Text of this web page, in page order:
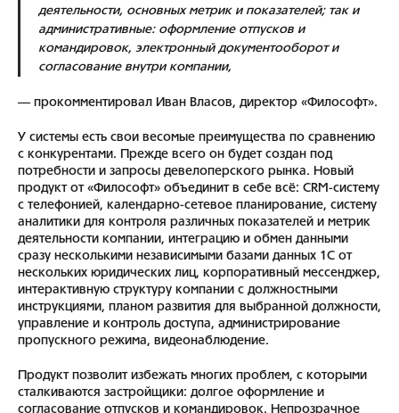
деятельности, основных метрик и показателей; так и
административные: оформление отпусков и
командировок, электронный документооборот и
согласование внутри компании,
— прокомментировал Иван Власов, директор «Философт».
У системы есть свои весомые преимущества по сравнению
с конкурентами. Прежде всего он будет создан под
потребности и запросы девелоперского рынка. Новый
продукт от «Философт» объединит в себе всё: CRM-систему
с телефонией, календарно-сетевое планирование, систему
аналитики для контроля различных показателей и метрик
деятельности компании, интеграцию и обмен данными
сразу несколькими независимыми базами данных 1С от
нескольких юридических лиц, корпоративный мессенджер,
интерактивную структуру компании с должностными
инструкциями, планом развития для выбранной должности,
управление и контроль доступа, администрирование
пропускного режима, видеонаблюдение.
Продукт позволит избежать многих проблем, с которыми
сталкиваются застройщики: долгое оформление и
согласование отпусков и командировок. Непрозрачное